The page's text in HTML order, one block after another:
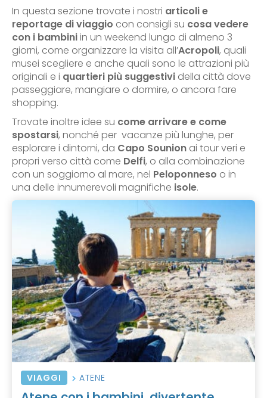
In questa sezione trovate i nostri articoli e
reportage di viaggio con consigli su cosa vedere
con i bambiniin un weekend lungo di almeno 3
giorni, come organizzare la visita all’Acropoli, quali
musei scegliere e anche quali sono le attrazioni più
originali e i quartieri più suggestivi della città dove
passeggiare, mangiare o dormire, o ancora fare
shopping.
Trovate inoltre idee su come arrivare e come
spostarsi, nonché per vacanze più lunghe, per
esplorare i dintorni, da Capo Sounion ai tour veri e
propri verso città come Delfi, o alla combinazione
con un soggiorno al mare, nel Peloponneso o in
una delle innumerevoli magnifiche isole.
VIAGGI ATENE